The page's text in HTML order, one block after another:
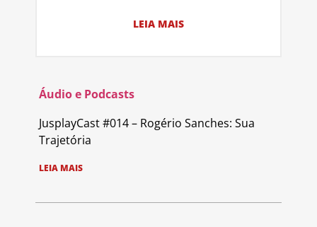
LEIA MAIS
Áudio e Podcasts
JusplayCast #014 – Rogério Sanches: Sua
Trajetória
LEIA MAIS